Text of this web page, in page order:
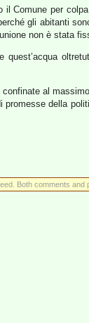
Comune per
gli abitanti
non è stata
al
della
Both comments and